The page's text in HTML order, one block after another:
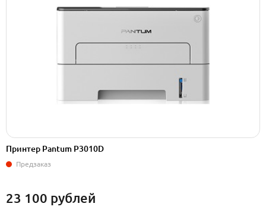
Принтер Pantum P3010D
Предзаказ
23 100 рублей